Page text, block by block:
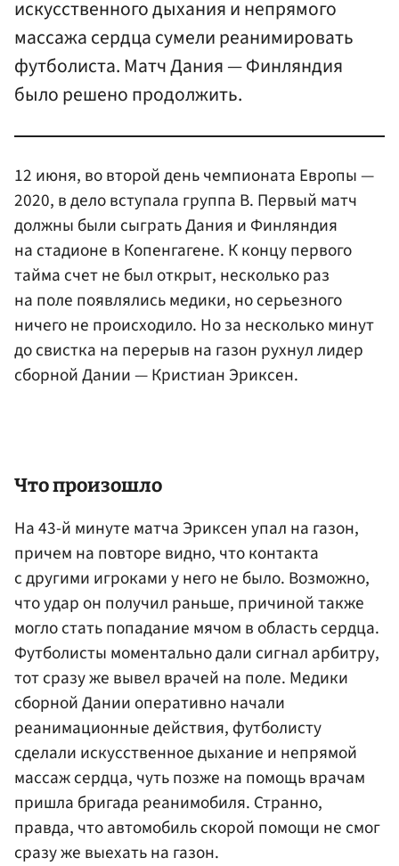
искусственного дыхания и непрямого
массажа сердца сумели реанимировать
футболиста. Матч Дания — Финляндия
было решено продолжить.
12 июня, во второй день чемпионата Европы —
2020, в дело вступала группа B. Первый матч
должны были сыграть Дания и Финляндия
на стадионе в Копенгагене. К концу первого
тайма счет не был открыт, несколько раз
на поле появлялись медики, но серьезного
ничего не происходило. Но за несколько минут
до свистка на перерыв на газон рухнул лидер
сборной Дании — Кристиан Эриксен.
Что произошло
На 43-й минуте матча Эриксен упал на газон,
причем на повторе видно, что контакта
с другими игроками у него не было. Возможно,
что удар он получил раньше, причиной также
могло стать попадание мячом в область сердца.
Футболисты моментально дали сигнал арбитру,
тот сразу же вывел врачей на поле. Медики
сборной Дании оперативно начали
реанимационные действия, футболисту
сделали искусственное дыхание и непрямой
массаж сердца, чуть позже на помощь врачам
пришла бригада реанимобиля. Странно,
правда, что автомобиль скорой помощи не смог
сразу же выехать на газон.